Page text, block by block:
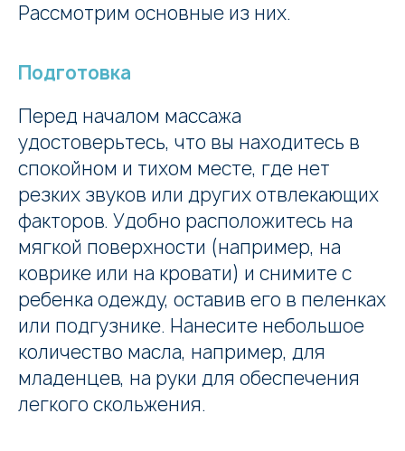
Рассмотрим основные из них.
Подготовка
Перед началом массажа
удостоверьтесь, что вы находитесь в
спокойном и тихом месте, где нет
резких звуков или других отвлекающих
факторов. Удобно расположитесь на
мягкой поверхности (например, на
коврике или на кровати) и снимите с
ребенка одежду, оставив его в пеленках
или подгузнике. Нанесите небольшое
количество масла, например, для
младенцев, на руки для обеспечения
легкого скольжения.